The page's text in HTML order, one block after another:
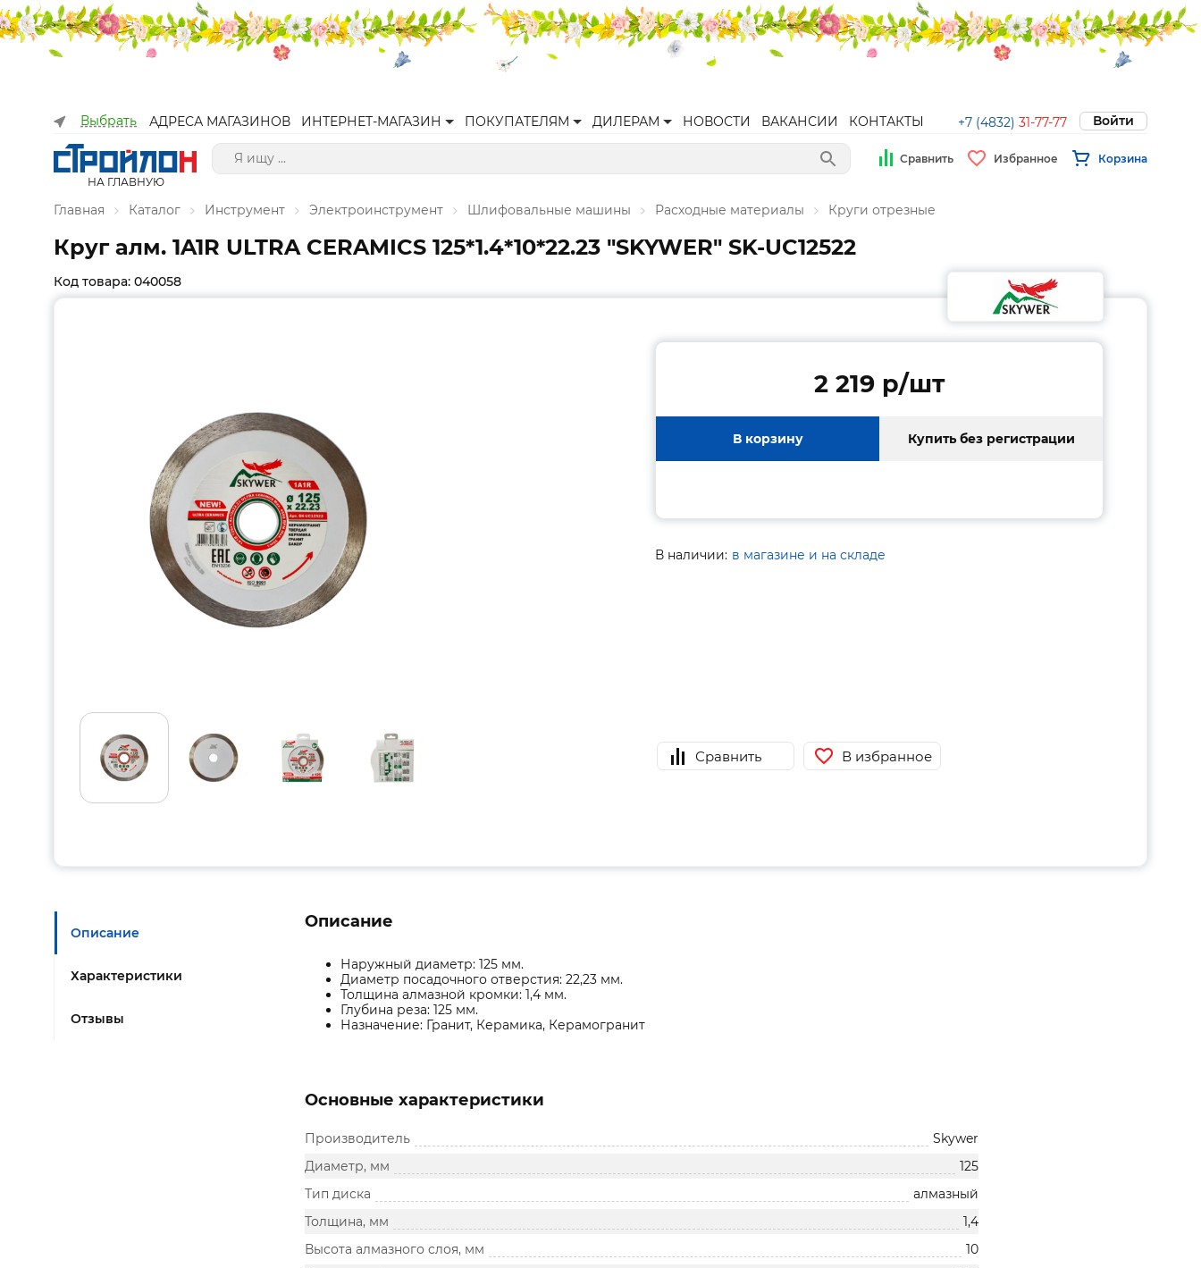
Выбрать АДРЕСА МАГАЗИНОВ ИНТЕРНЕТ-МАГАЗИН ПОКУПАТЕЛЯМ ДИЛЕРАМ НОВОСТИ ВАКАНСИИ КОНТАКТЫ +7 (4832) 31-77-77 Войти
НА ГЛАВНУЮ
Сравнить Избранное Корзина
Главная Каталог Инструмент Электроинструмент Шлифовальные машины Расходные материалы Круги отрезные
Круг алм. 1A1R ULTRA CERAMICS 125*1.4*10*22.23 "SKYWER" SK-UC12522
Код товара: 040058
2 219 p/шт
В корзину Купить без регистрации
В наличии: в магазине и на складе
Сравнить В избранное
Описание
Характеристики
Отзывы
Описание
Наружный диаметр: 125 мм.
Диаметр посадочного отверстия: 22,23 мм.
Толщина алмазной кромки: 1,4 мм.
Глубина реза: 125 мм.
Назначение: Гранит, Керамика, Керамогранит
Основные характеристики
Производитель
Skywer
Диаметр, мм
125
Тип диска
алмазный
Толщина, мм
1,4
Высота алмазного слоя, мм
10